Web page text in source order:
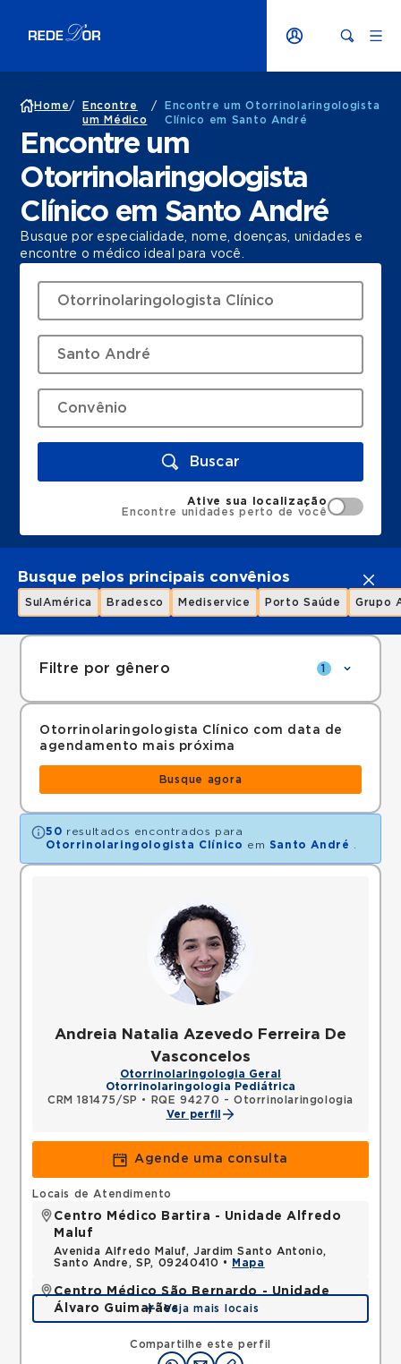
Home/
Encontre
um Médico
/
Encontre um Otorrinolaringologista
Clínico em Santo André
Encontre um
Otorrinolaringologista
Clínico em Santo André
Busque por especialidade, nome, doenças, unidades e
encontre o médico ideal para você.
Buscar
Ative sua localização
Encontre unidades perto de você
Busque pelos principais convênios
SulAmérica Bradesco Mediservice Porto Saúde Grupo
Filtre por gênero 1
Otorrinolaringologista Clínico com data de
agendamento mais próxima
Busque agora
50 resultados encontrados para
Otorrinolaringologista Clínico em Santo André
Andreia Natalia Azevedo Ferreira De
Vasconcelos
Otorrinolaringologia Geral
Otorrinolaringologia Pediátrica
CRM 181475/SP •
RQE 94270 - Otorrinolaringologia
Ver perfil
Agende uma consulta
Compartilhe este perfil
Locais de Atendimento
Centro Médico Bartira - Unidade Alfredo
Maluf
Avenida Alfredo Maluf, Jardim Santo Antonio,
Santo Andre, SP, 09240410 •
Mapa
Centro Médico São Bernardo - Unidade
Álvaro Guimarães
Avenida Alvaro Guimaraes, Assuncao, Sao Bernardo
do Campo, SP, 09810010 •
Mapa
Veja mais locais